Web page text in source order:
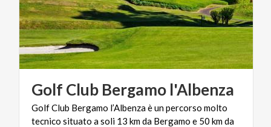
Golf Club Bergamo l'Albenza
Golf Club Bergamo l’Albenza è un percorso molto
tecnico situato a soli 13 km da Bergamo e 50 km da